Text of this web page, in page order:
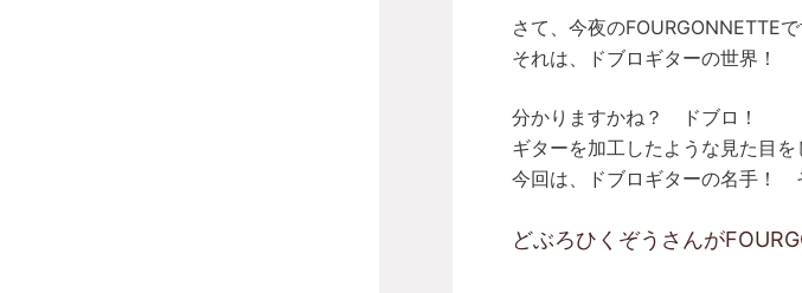
さて、今夜のFOURGONNETTE
それは、ドブロギターの世界！
分かりますかね？ ドブロ！
ギターを加工したような見た目
今回は、ドブロギターの名手！
どぶろひくぞうさんが